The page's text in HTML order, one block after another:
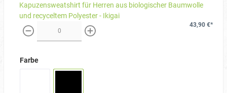
Kapuzensweatshirt für Herren aus biologischer Baumwolle
und recyceltem Polyester - Ikigai
weniger mehr
43,90 €*
Farbe